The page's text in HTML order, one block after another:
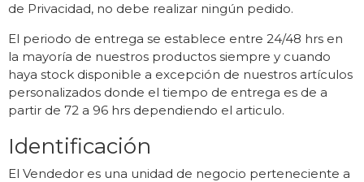
de Privacidad, no debe realizar ningún pedido.
El periodo de entrega se establece entre 24/48 hrs en
la mayoría de nuestros productos siempre y cuando
haya stock disponible a excepción de nuestros artículos
personalizados donde el tiempo de entrega es de a
partir de 72 a 96 hrs dependiendo el articulo.
Identificación
El Vendedor es una unidad de negocio perteneciente a